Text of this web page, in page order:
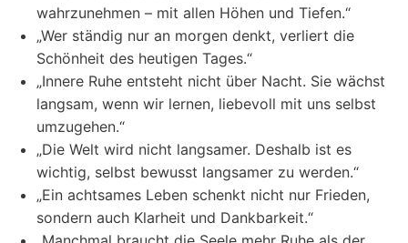
wahrzunehmen – mit allen Höhen und Tiefen.“
„Wer ständig nur an morgen denkt, verliert die
Schönheit des heutigen Tages.“
„Innere Ruhe entsteht nicht über Nacht. Sie wächst
langsam, wenn wir lernen, liebevoll mit uns selbst
umzugehen.“
„Die Welt wird nicht langsamer. Deshalb ist es
wichtig, selbst bewusst langsamer zu werden.“
„Ein achtsames Leben schenkt nicht nur Frieden,
sondern auch Klarheit und Dankbarkeit.“